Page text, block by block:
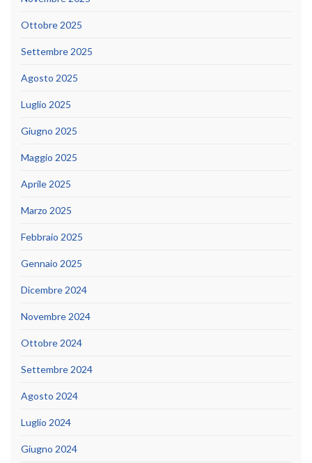
Ottobre 2025
Settembre 2025
Agosto 2025
Luglio 2025
Giugno 2025
Maggio 2025
Aprile 2025
Marzo 2025
Febbraio 2025
Gennaio 2025
Dicembre 2024
Novembre 2024
Ottobre 2024
Settembre 2024
Agosto 2024
Luglio 2024
Giugno 2024